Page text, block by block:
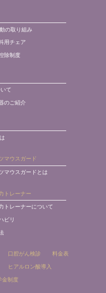
の取り組み
用チェア
除制度
て
のご紹介
マウスガード
マウスガードとは
トレーナー
トレーナーについて
ビリ
口腔がん検診 料金表
ヒアルロン酸導入
金制度